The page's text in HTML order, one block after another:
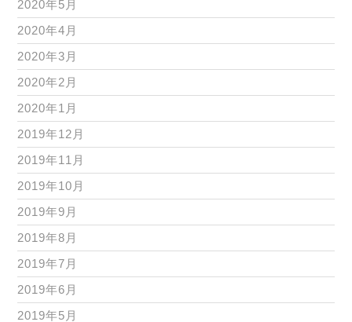
2020年5月
2020年4月
2020年3月
2020年2月
2020年1月
2019年12月
2019年11月
2019年10月
2019年9月
2019年8月
2019年7月
2019年6月
2019年5月